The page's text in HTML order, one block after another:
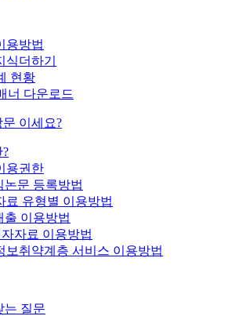
용방법
식더하기
현황
너 다운로드
문 이세요?
?
용권한
논문 등록방법
료 유형별 이용방법
출 이용방법
자료 이용방법
보취약계층 서비스 이용방법
는 질문